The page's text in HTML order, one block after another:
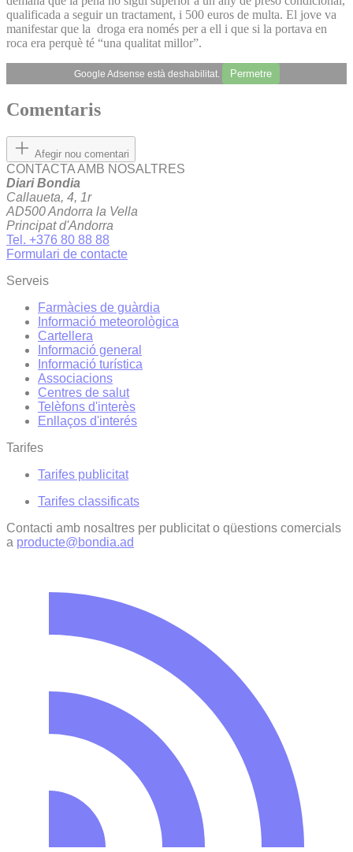
qualificada a seguir un tractament, i 500 euros de multa. El jove va
manifestar que la droga era només per a ell i que si la portava en
roca era perquè té “una qualitat millor”.
Google Adsense està deshabilitat. Permetre
Comentaris
Afegir nou comentari
CONTACTA AMB NOSALTRES
Diari Bondia
Callaueta, 4, 1r
AD500 Andorra la Vella
Principat d'Andorra
Tel. +376 80 88 88
Formulari de contacte
Serveis
Farmàcies de guàrdia
Informació meteorològica
Cartellera
Informació general
Informació turística
Associacions
Centres de salut
Telèfons d'interès
Enllaços d'interés
Tarifes
Tarifes publicitat
Tarifes classificats
Contacti amb nosaltres per publicitat o qüestions comercials
a producte@bondia.ad